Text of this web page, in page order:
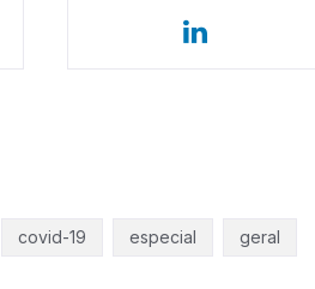
covid-19 especial geral